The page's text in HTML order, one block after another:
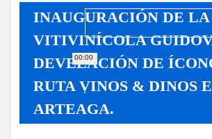
00:00
INAUGURACIÓN DE LA
VITIVINÍCOLA
DEVELACIÓN DE
RUTA VINOS & DINOS
ARTEAGA.